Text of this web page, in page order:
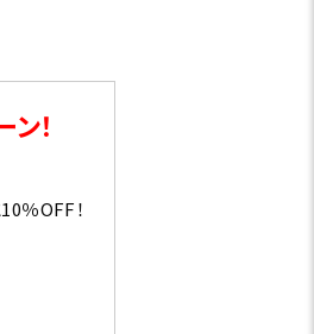
！
％OFF！